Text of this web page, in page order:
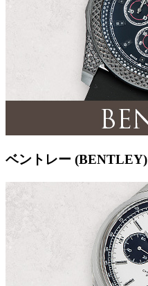
ベントレー (BENTLEY)